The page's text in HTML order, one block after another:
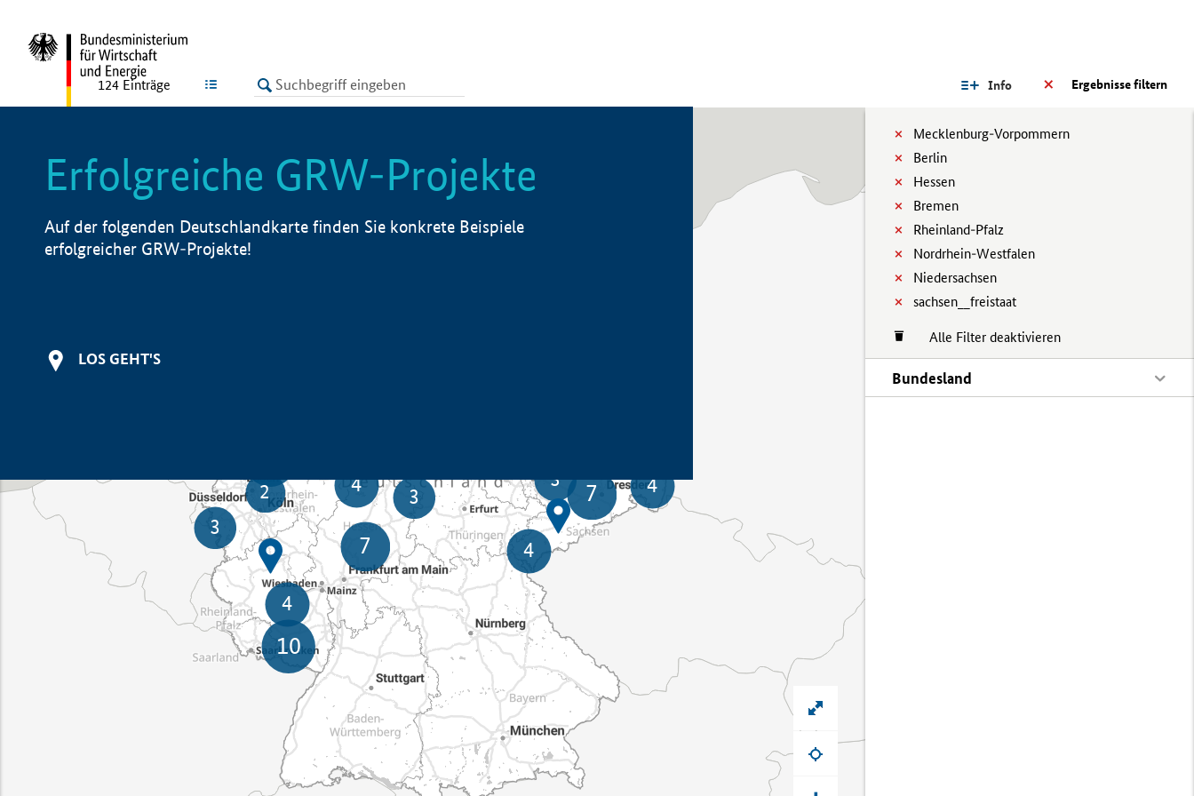
LISTE Ergebnisse filtern
Info
Mecklenburg-Vorpommern
Berlin
Hessen
Bremen
Rheinland-Pfalz
Nordrhein-Westfalen
Niedersachsen
sachsen__freistaat
Alle Filter deaktivieren
Bundesland
124 Einträge
Erfolgreiche GRW-Projekte
Auf der folgenden Deutschlandkarte finden Sie konkrete Beispiele
erfolgreicher GRW-Projekte!
LOS GEHT'S